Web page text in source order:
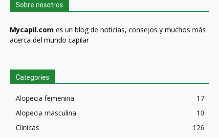
Sobre nosotros
Mycapil.com es un blog de noticias, consejos y muchos más
acerca del mundo capilar
Categories
Alopecia femenina
17
Alopecia masculina
10
Clínicas
126